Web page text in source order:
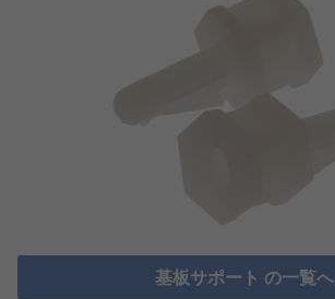
基板サポート の一覧へ